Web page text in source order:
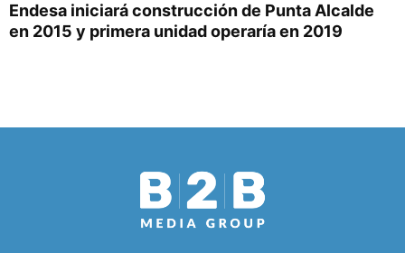
Endesa iniciará construcción de Punta Alcalde
en 2015 y primera unidad operaría en 2019